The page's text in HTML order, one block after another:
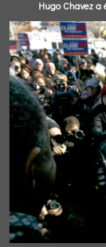
Hugo Chavez a